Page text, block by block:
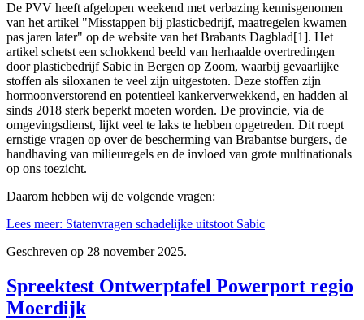
De PVV heeft afgelopen weekend met verbazing kennisgenomen
van het artikel "Misstappen bij plasticbedrijf, maatregelen kwamen
pas jaren later" op de website van het Brabants Dagblad[1]. Het
artikel schetst een schokkend beeld van herhaalde overtredingen
door plasticbedrijf Sabic in Bergen op Zoom, waarbij gevaarlijke
stoffen als siloxanen te veel zijn uitgestoten. Deze stoffen zijn
hormoonverstorend en potentieel kankerverwekkend, en hadden al
sinds 2018 sterk beperkt moeten worden. De provincie, via de
omgevingsdienst, lijkt veel te laks te hebben opgetreden. Dit roept
ernstige vragen op over de bescherming van Brabantse burgers, de
handhaving van milieuregels en de invloed van grote multinationals
op ons toezicht.
Daarom hebben wij de volgende vragen:
Lees meer: Statenvragen schadelijke uitstoot Sabic
Geschreven op 28 november 2025.
Spreektest Ontwerptafel Powerport regio
Moerdijk